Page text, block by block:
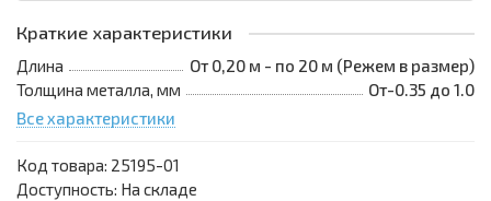
Краткие характеристики
Длина
От 0,20 м - по 20 м (Режем в размер)
Толщина металла, мм
От-0.35 до 1.0
Все характеристики
Код товара: 25195-01
Доступность: На складе